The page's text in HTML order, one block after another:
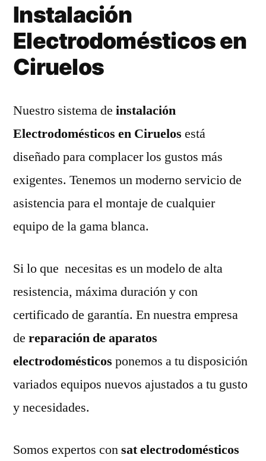
Instalación
Electrodomésticos en
Ciruelos
Nuestro sistema de instalación
Electrodomésticos en Ciruelos está
diseñado para complacer los gustos más
exigentes. Tenemos un moderno servicio de
asistencia para el montaje de cualquier
equipo de la gama blanca.
Si lo que necesitas es un modelo de alta
resistencia, máxima duración y con
certificado de garantía. En nuestra empresa
de reparación de aparatos
electrodomésticos ponemos a tu disposición
variados equipos nuevos ajustados a tu gusto
y necesidades.
Somos expertos consat electrodomésticos